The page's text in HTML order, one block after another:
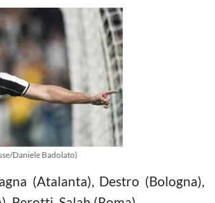
Daniele Badolato)
(Atalanta), Destro (Bologna),